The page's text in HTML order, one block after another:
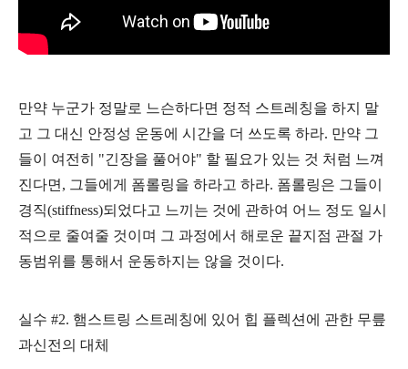
만약 누군가 정말로 느슨하다면 정적 스트레칭을 하지 말
고 그 대신 안정성 운동에 시간을 더 쓰도록 하라. 만약 그
들이 여전히 "긴장을 풀어야" 할 필요가 있는 것 처럼 느껴
진다면, 그들에게 폼롤링을 하라고 하라. 폼롤링은 그들이
경직(stiffness)되었다고 느끼는 것에 관하여 어느 정도 일시
적으로 줄여줄 것이며 그 과정에서 해로운 끝지점 관절 가
동범위를 통해서 운동하지는 않을 것이다.
실수 #2. 햄스트링 스트레칭에 있어 힙 플렉션에 관한 무릎
과신전의 대체